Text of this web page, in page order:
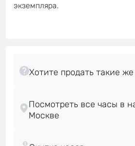
экземпляра.
Посмотреть все часы в